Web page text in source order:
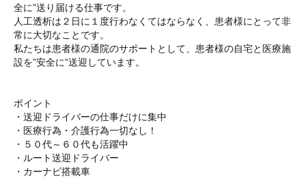
全に”送り届ける仕事です。
人工透析は２日に１度行わなくてはならなく、患者様にとって非
常に大切なことです。
私たちは患者様の通院のサポートとして、患者様の自宅と医療施
設を”安全に”送迎しています。
ポイント
・送迎ドライバーの仕事だけに集中
・医療行為・介護行為一切なし！
・５０代～６０代も活躍中
・ルート送迎ドライバー
・カーナビ搭載車